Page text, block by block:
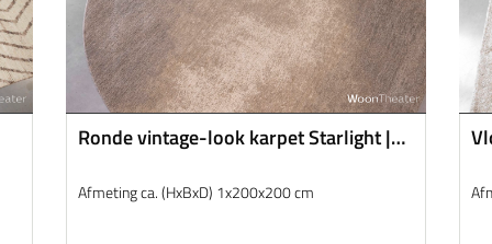
Ronde vintage-look karpet Starlight |
Afmeting ca. (HxBxD) 1x200x200 cm